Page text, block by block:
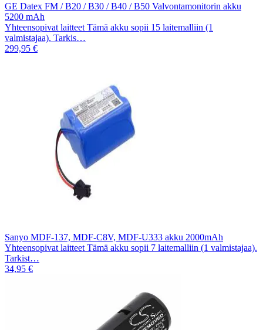
GE Datex FM / B20 / B30 / B40 / B50 Valvontamonitorin akku
5200 mAh
Yhteensopivat laitteet Tämä akku sopii 15 laitemalliin (1
valmistajaa). Tarkis…
299,95 €
Sanyo MDF-137, MDF-C8V, MDF-U333 akku 2000mAh
Yhteensopivat laitteet Tämä akku sopii 7 laitemalliin (1 valmistajaa).
Tarkist…
34,95 €